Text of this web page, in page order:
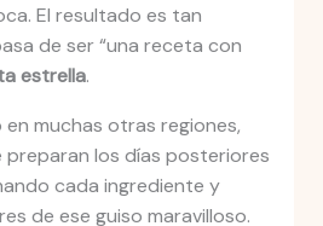
El resultado es tan
de ser “una receta con
estrella.
en muchas otras regiones,
los días posteriores
cada ingrediente y
de ese guiso maravilloso.